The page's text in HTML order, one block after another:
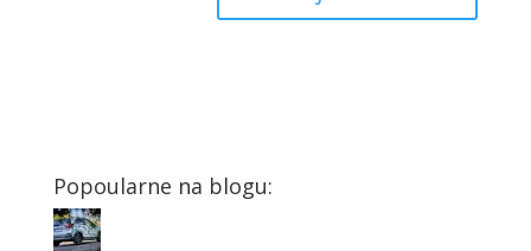
Popoularne na blogu: